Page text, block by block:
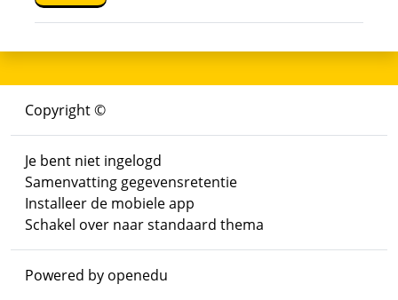
Copyright ©
Je bent niet ingelogd
Samenvatting gegevensretentie
Installeer de mobiele app
Schakel over naar standaard thema
Powered by openedu